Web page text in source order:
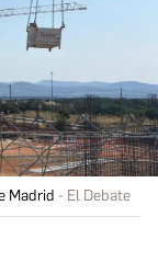
Madrid El Debate